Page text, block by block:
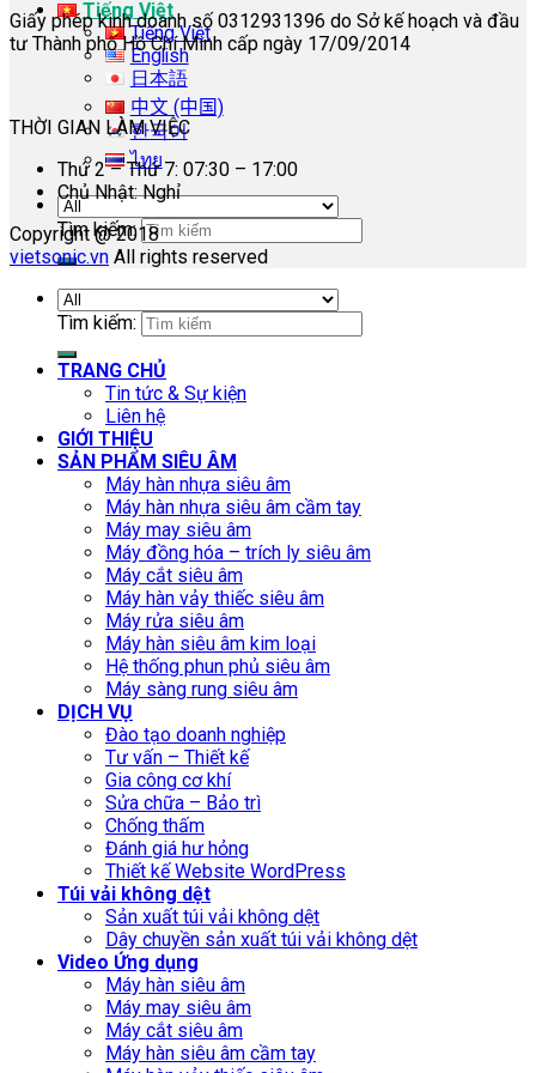
Tiếng Việt
Tiếng Việt
English
日本語
中文 (中国)
한국어
ไทย
Tìm kiếm:
Giấy phép kinh doanh số 0312931396 do Sở kế hoạch và đầu
tư Thành phố Hồ Chí Minh cấp ngày 17/09/2014
THỜI GIAN LÀM VIỆC
Thứ 2 – Thứ 7: 07:30 – 17:00
Chủ Nhật: Nghỉ
Copyright @ 2018
vietsonic.vn All rights reserved
Tìm kiếm:
TRANG CHỦ
Tin tức & Sự kiện
Liên hệ
GIỚI THIỆU
SẢN PHẨM SIÊU ÂM
Máy hàn nhựa siêu âm
Máy hàn nhựa siêu âm cầm tay
Máy may siêu âm
Máy đồng hóa – trích ly siêu âm
Máy cắt siêu âm
Máy hàn vảy thiếc siêu âm
Máy rửa siêu âm
Máy hàn siêu âm kim loại
Hệ thống phun phủ siêu âm
Máy sàng rung siêu âm
DỊCH VỤ
Đào tạo doanh nghiệp
Tư vấn – Thiết kế
Gia công cơ khí
Sửa chữa – Bảo trì
Chống thấm
Đánh giá hư hỏng
Thiết kế Website WordPress
Túi vải không dệt
Sản xuất túi vải không dệt
Dây chuyền sản xuất túi vải không dệt
Video Ứng dụng
Máy hàn siêu âm
Máy may siêu âm
Máy cắt siêu âm
Máy hàn siêu âm cầm tay